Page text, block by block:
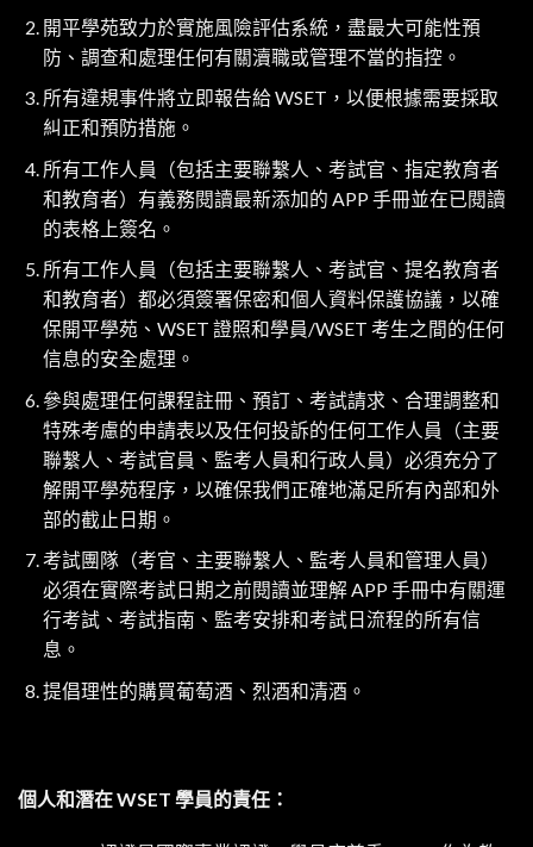
開平學苑致力於實施風險評估系統，盡最大可能性預
防、調查和處理任何有關瀆職或管理不當的指控。
所有違規事件將立即報告給 WSET，以便根據需要採取
糾正和預防措施。
所有工作人員（包括主要聯繫人、考試官、指定教育者
和教育者）有義務閱讀最新添加的 APP 手冊並在已閱讀
的表格上簽名。
所有工作人員（包括主要聯繫人、考試官、提名教育者
和教育者）都必須簽署保密和個人資料保護協議，以確
保開平學苑、WSET 證照和學員/WSET 考生之間的任何
信息的安全處理。
參與處理任何課程註冊、預訂、考試請求、合理調整和
特殊考慮的申請表以及任何投訴的任何工作人員（主要
聯繫人、考試官員、監考人員和行政人員）必須充分了
解開平學苑程序，以確保我們正確地滿足所有內部和外
部的截止日期。
考試團隊（考官、主要聯繫人、監考人員和管理人員）
必須在實際考試日期之前閱讀並理解 APP 手冊中有關運
行考試、考試指南、監考安排和考試日流程的所有信
息。
提倡理性的購買葡萄酒、烈酒和清酒。
個人和潛在 WSET 學員的責任：